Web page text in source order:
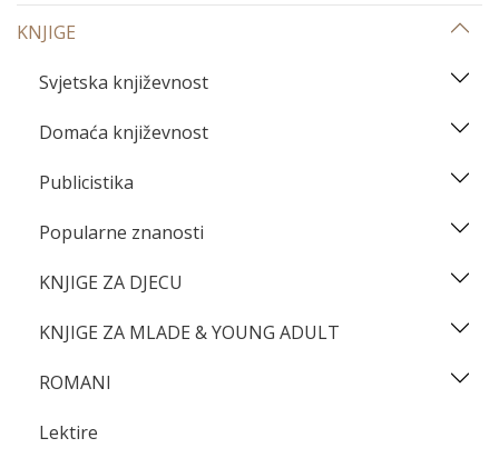
KNJIGE
Svjetska književnost
Domaća književnost
Publicistika
Popularne znanosti
KNJIGE ZA DJECU
KNJIGE ZA MLADE & YOUNG ADULT
ROMANI
Lektire